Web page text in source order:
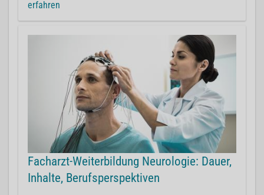
erfahren
Facharzt-Weiterbildung Neurologie: Dauer,
Inhalte, Berufsperspektiven